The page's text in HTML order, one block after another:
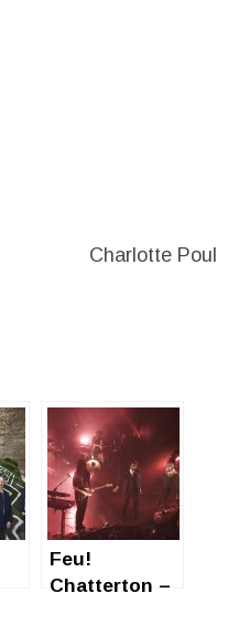
Charlotte Poul
Feu!
Chatterton –